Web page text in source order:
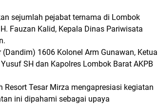
sejumlah pejabat ternama di Lombok
Fauzan Kalid, Kepala Dinas Pariwisata
1606 Kolonel Arm Gunawan, Ketua
SH dan Kapolres Lombok Barat AKPB
Resort Tesar Mirza mengapresiasi kegiatan
ini dipahami sebagai upaya